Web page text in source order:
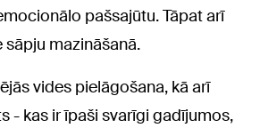
pašsajūtu. Tāpat arī
mazināšanā.
vides pielāgošana, kā arī
- kas ir īpaši svarīgi gadījumos,